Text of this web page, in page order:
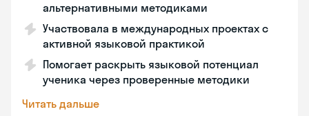
альтернативными методиками
Участвовала в международных проектах с
активной языковой практикой
Помогает раскрыть языковой потенциал
ученика через проверенные методики
Читать дальше